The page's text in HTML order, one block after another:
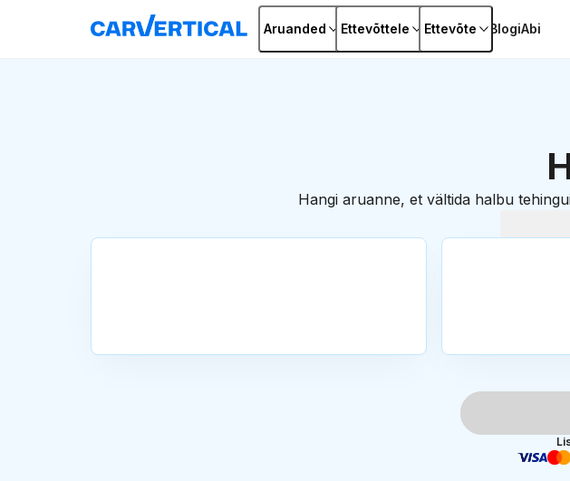
Aruanded Ettevõttele Ettevõte BlogiAbi
Hangi aruanne, et vältida halbu